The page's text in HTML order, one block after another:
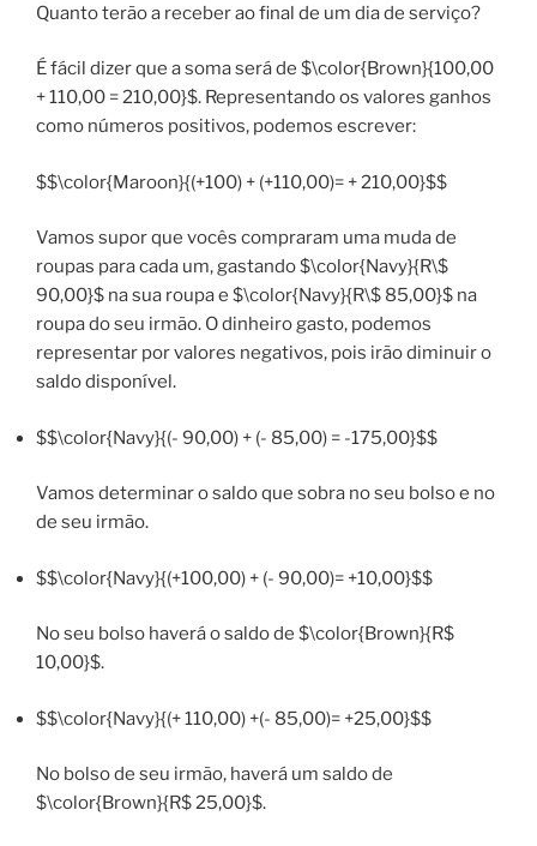
Quanto terão a receber ao final de um dia de serviço?
É fácil dizer que a soma será de $\color{Brown}{100,00
+ 110,00 = 210,00}$. Representando os valores ganhos
como números positivos, podemos escrever:
$$\color{Maroon}{(+100) + (+110,00)= + 210,00}$$
Vamos supor que vocês compraram uma muda de
roupas para cada um, gastando $\color{Navy}{R\$
90,00}$ na sua roupa e $\color{Navy}{R\$ 85,00}$ na
roupa do seu irmão. O dinheiro gasto, podemos
representar por valores negativos, pois irão diminuir o
saldo disponível.
$$\color{Navy}{(- 90,00) + (- 85,00) = -175,00}$$
Vamos determinar o saldo que sobra no seu bolso e no
de seu irmão.
$$\color{Navy}{(+100,00) + (- 90,00)= +10,00}$$
No seu bolso haverá o saldo de $\color{Brown}{R$
10,00}$.
$$\color{Navy}{(+ 110,00) +(- 85,00)= +25,00}$$
No bolso de seu irmão, haverá um saldo de
$\color{Brown}{R$ 25,00}$.